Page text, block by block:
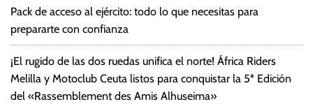
Pack de acceso al ejército: todo lo que necesitas para
prepararte con confianza
¡El rugido de las dos ruedas unifica el norte! África Riders
Melilla y Motoclub Ceuta listos para conquistar la 5ª Edición
del «Rassemblement des Amis Alhuseima»